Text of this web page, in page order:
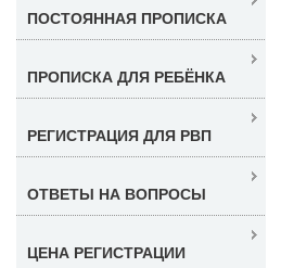
ПОСТОЯННАЯ ПРОПИСКА
ПРОПИСКА ДЛЯ РЕБЁНКА
РЕГИСТРАЦИЯ ДЛЯ РВП
ОТВЕТЫ НА ВОПРОСЫ
ЦЕНА РЕГИСТРАЦИИ